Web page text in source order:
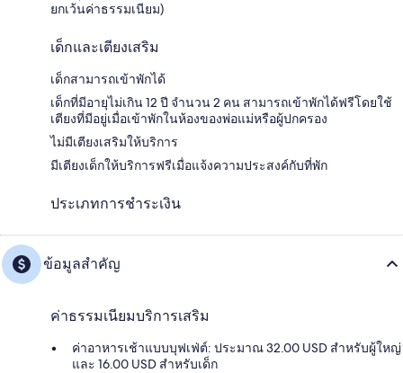
ยกเว้นค่าธรรมเนียม)
เด็กและเตียงเสริม
เด็กสามารถเข้าพักได้
เด็กที่มีอายุไม่เกิน 12 ปี จำนวน 2 คน สามารถเข้าพักได้ฟรีโดยใช้
เตียงที่มีอยู่เมื่อเข้าพักในห้องของพ่อแม่หรือผู้ปกครอง
ไม่มีเตียงเสริมให้บริการ
มีเตียงเด็กให้บริการฟรีเมื่อแจ้งความประสงค์กับที่พัก
ประเภทการชำระเงิน
ข้อมูลสำคัญ
ค่าธรรมเนียมบริการเสริม
ค่าอาหารเช้าแบบบุฟเฟ่ต์: ประมาณ 32.00 USD สำหรับผู้ใหญ่
และ 16.00 USD สำหรับเด็ก